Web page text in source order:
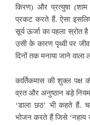
किरण) और प्रत्युषा
प्रकट करते हैं. ऐसा इसलिए
सूर्य ऊर्जा का पहला स्रोत
उसी के कारण पृथ्वी पर
दिनों तक मनाया जाने वाला
कार्तिकमास की शुक्ल पक्ष
व्रत और अनुष्ठान बड़े नियम
‘डाला छठ’ भी कहते हैं.
भोजन करते हैं जिसे ‘नहाय